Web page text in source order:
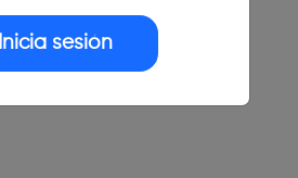
Inicia sesión